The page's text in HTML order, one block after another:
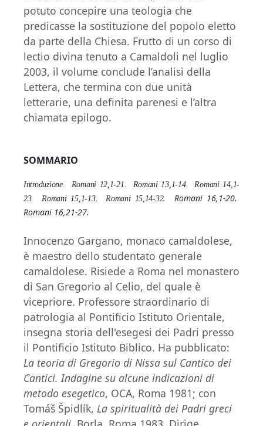
potuto concepire una teologia che
predicasse la sostituzione del popolo eletto
da parte della Chiesa. Frutto di un corso di
lectio divina tenuto a Camaldoli nel luglio
2003, il volume conclude l’analisi della
Lettera, che termina con due unità
letterarie, una definita parenesi e l’altra
chiamata epilogo.
SOMMARIO
Introduzione. Romani 12,1-21. Romani 13,1-14. Romani 14,1-
23. Romani 15,1-13. Romani 15,14-32. Romani 16,1-20.
Romani 16,21-27.
Innocenzo Gargano, monaco camaldolese,
è maestro dello studentato generale
camaldolese. Risiede a Roma nel monastero
di San Gregorio al Celio, del quale è
vicepriore. Professore straordinario di
patrologia al Pontificio Istituto Orientale,
insegna storia dell'esegesi dei Padri presso
il Pontificio Istituto Biblico. Ha pubblicato:
La teoria di Gregorio di Nissa sul Cantico dei
Cantici. Indagine su alcune indicazioni di
metodo esegetico, OCA, Roma 1981; con
Tomáš Špidlík, La spiritualità dei Padri greci